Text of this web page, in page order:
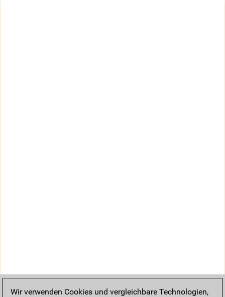
Wir verwenden Cookies und vergleichbare Technologien,